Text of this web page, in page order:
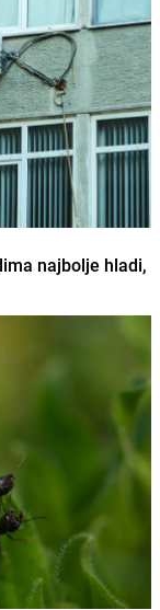
najbolje hladi,